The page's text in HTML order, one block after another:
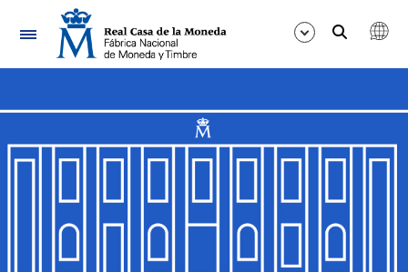
Navigation
Show/Hide
Show/Hide
Show/Hide